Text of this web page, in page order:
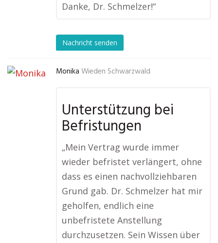
Danke, Dr. Schmelzer!“
Nachricht senden
Monika Wieden Schwarzwald
Unterstützung bei
Befristungen
„Mein Vertrag wurde immer
wieder befristet verlängert, ohne
dass es einen nachvollziehbaren
Grund gab. Dr. Schmelzer hat mir
geholfen, endlich eine
unbefristete Anstellung
durchzusetzen. Sein Wissen über